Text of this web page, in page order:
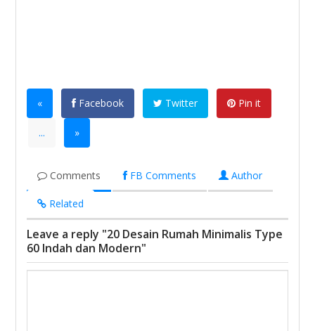
« Facebook Twitter Pin it
... »
Comments FB Comments Author
Related
Leave a reply "20 Desain Rumah Minimalis Type
60 Indah dan Modern"